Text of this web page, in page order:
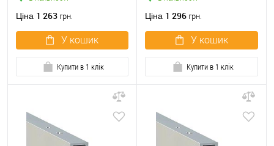
Ціна 1 263 грн.
У кошик
Купити в 1 клік
Ціна 1 296 грн.
У кошик
Купити в 1 клік